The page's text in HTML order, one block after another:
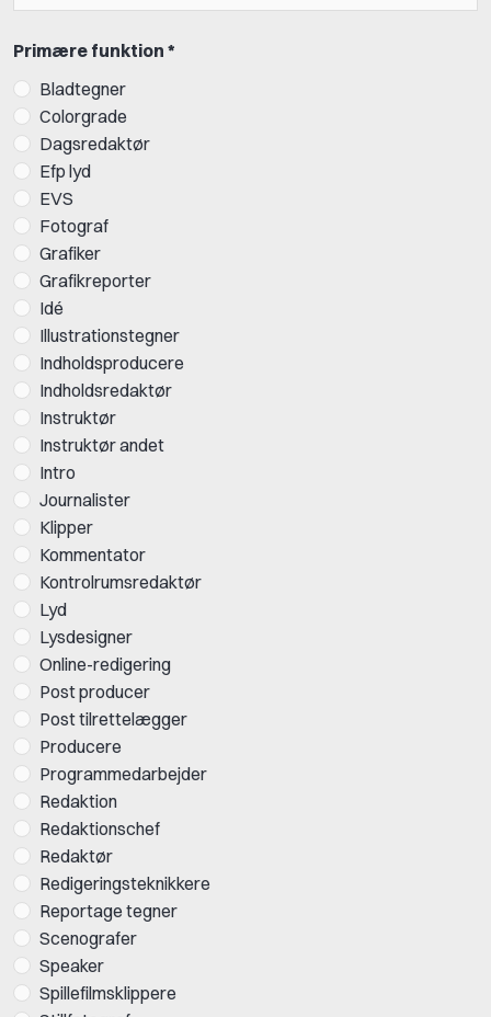
Primære funktion *
Bladtegner
Colorgrade
Dagsredaktør
Efp lyd
EVS
Fotograf
Grafiker
Grafikreporter
Idé
Illustrationstegner
Indholdsproducere
Indholdsredaktør
Instruktør
Instruktør andet
Intro
Journalister
Klipper
Kommentator
Kontrolrumsredaktør
Lyd
Lysdesigner
Online-redigering
Post producer
Post tilrettelægger
Producere
Programmedarbejder
Redaktion
Redaktionschef
Redaktør
Redigeringsteknikkere
Reportage tegner
Scenografer
Speaker
Spillefilmsklippere